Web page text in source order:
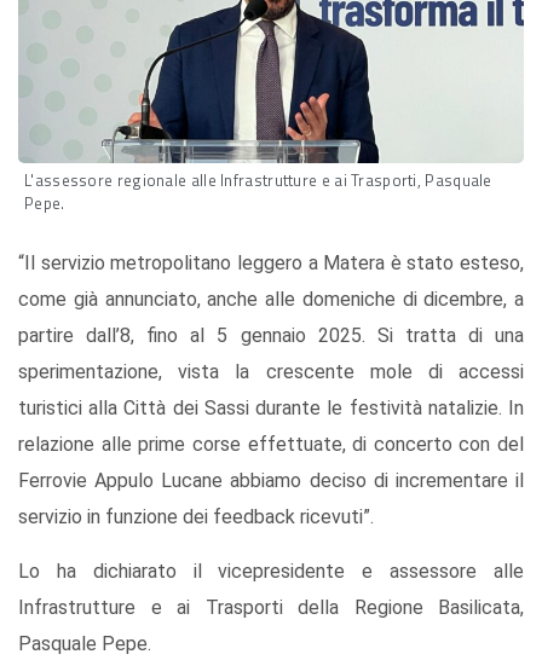
L'assessore regionale alle Infrastrutture e ai Trasporti, Pasquale
Pepe.
“Il servizio metropolitano leggero a Matera è stato esteso,
come già annunciato, anche alle domeniche di dicembre, a
partire dall’8, fino al 5 gennaio 2025. Si tratta di una
sperimentazione, vista la crescente mole di accessi
turistici alla Città dei Sassi durante le festività natalizie. In
relazione alle prime corse effettuate, di concerto con del
Ferrovie Appulo Lucane abbiamo deciso di incrementare il
servizio in funzione dei feedback ricevuti”.
Lo ha dichiarato il vicepresidente e assessore alle
Infrastrutture e ai Trasporti della Regione Basilicata,
Pasquale Pepe.